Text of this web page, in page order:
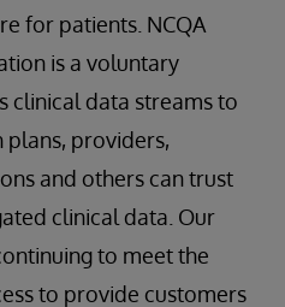
for patients. NCQA
is a voluntary
clinical data streams to
plans, providers,
and others can trust
clinical data. Our
to meet the
to provide customers